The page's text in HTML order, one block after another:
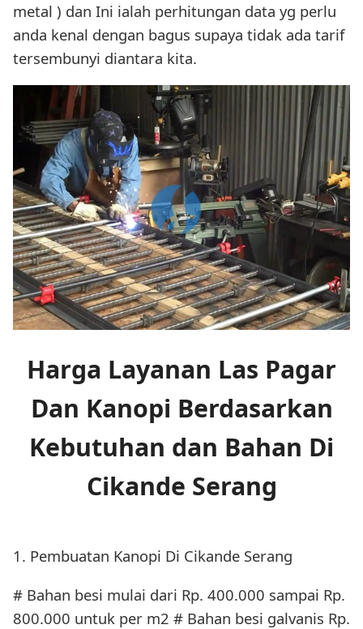
metal ) dan Ini ialah perhitungan data yg perlu
anda kenal dengan bagus supaya tidak ada tarif
tersembunyi diantara kita.
Harga Layanan Las Pagar
Dan Kanopi Berdasarkan
Kebutuhan dan Bahan Di
Cikande Serang
1. Pembuatan Kanopi Di Cikande Serang
# Bahan besi mulai dari Rp. 400.000 sampai Rp.
800.000 untuk per m2 # Bahan besi galvanis Rp.